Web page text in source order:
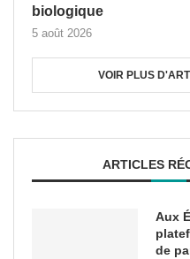
biologique
5 août 2026
VOIR PLUS
ARTICLES
Aux
de